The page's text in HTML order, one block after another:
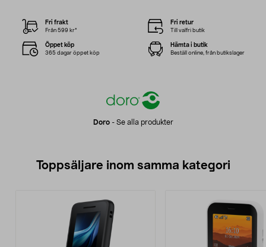
Doro- Se alla produkter
Fri frakt
Från 599 kr*
Fri retur
Till valfri butik
Öppet köp
365 dagar öppet köp
Hämta i butik
Beställ online, från butikslager
Toppsäljare inom samma kategori